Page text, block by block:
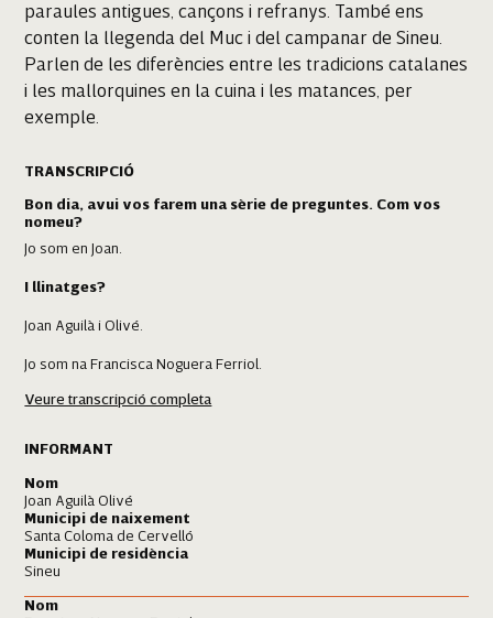
paraules antigues, cançons i refranys. També ens
conten la llegenda del Muc i del campanar de Sineu.
Parlen de les diferències entre les tradicions catalanes
i les mallorquines en la cuina i les matances, per
exemple.
TRANSCRIPCIÓ
Bon dia, avui vos farem una sèrie de preguntes. Com vos
nomeu?
Jo som en Joan.
I llinatges?
Joan Aguilà i Olivé.
Jo som na Francisca Noguera Ferriol.
Avon vàreu néixer?
Jo vaig néixer a Santa Coloma de Cervelló, a prop de Barcelona.
Jo a Sineu.
Lloc de residència?
Jo també ara aquí a Sineu, ja fa quaranta anys.
Data de naixement?
Veure transcripció completa
INFORMANT
Nom
Joan Aguilà Olivé
Municipi de naixement
Santa Coloma de Cervelló
Municipi de residència
Sineu
Nom